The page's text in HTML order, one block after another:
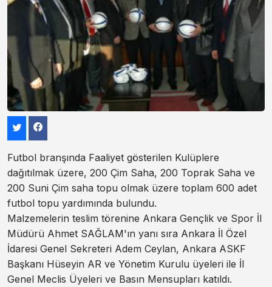
Futbol branşında Faaliyet gösterilen Kulüplere
dağıtılmak üzere, 200 Çim Saha, 200 Toprak Saha ve
200 Suni Çim saha topu olmak üzere toplam 600 adet
futbol topu yardımında bulundu.
Malzemelerin teslim törenine Ankara Gençlik ve Spor İl
Müdürü Ahmet SAĞLAM'ın yanı sıra Ankara İl Özel
İdaresi Genel Sekreteri Adem Ceylan, Ankara ASKF
Başkanı Hüseyin AR ve Yönetim Kurulu üyeleri ile İl
Genel Meclis Üyeleri ve Basın Mensupları katıldı.